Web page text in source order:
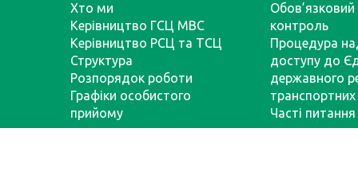
Хто ми
Керівництво ГСЦ МВС
Керівництво РСЦ та ТСЦ
Структура
Розпорядок роботи
Графіки особистого
прийому
Обов’язковий
контроль
Процедура
доступу до
державного
транспортних
Часті питання